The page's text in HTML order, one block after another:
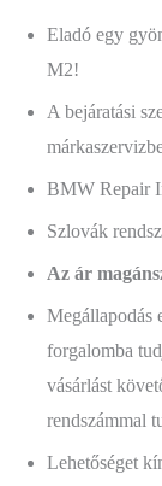
Eladó egy
M2!
A bejáratási
BMW Repair
Szlovák
Az ár
Megállapodás
forgalomba
vásárlást
rendszámmal
Lehetőséget